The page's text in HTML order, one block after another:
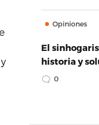
Opiniones
El
historia y
0